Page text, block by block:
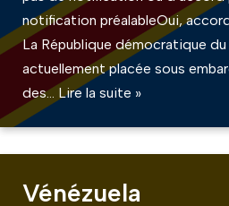
notification préalableOui,
La République démocratique
actuellement placée sous
des… Lire la suite »
Vénézuela